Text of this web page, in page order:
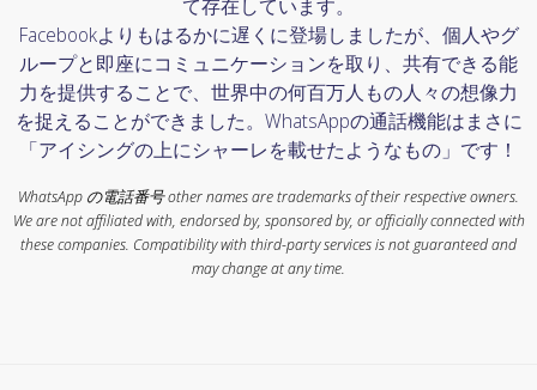
て存在しています。
Facebookよりもはるかに遅くに登場しましたが、個人やグ
ループと即座にコミュニケーションを取り、共有できる能
力を提供することで、世界中の何百万人もの人々の想像力
を捉えることができました。WhatsAppの通話機能はまさに
「アイシングの上にシャーレを載せたようなもの」です！
WhatsApp の電話番号 other names are trademarks of their respective owners.
We are not affiliated with, endorsed by, sponsored by, or officially connected with
these companies. Compatibility with third-party services is not guaranteed and
may change at any time.